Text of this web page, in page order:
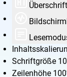
Schriftgröße
Zeilenhöhe 100